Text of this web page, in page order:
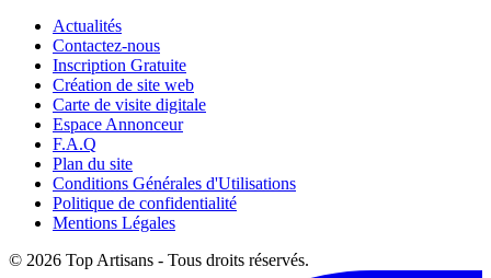
Actualités
Contactez-nous
Inscription Gratuite
Création de site web
Carte de visite digitale
Espace Annonceur
F.A.Q
Plan du site
Conditions Générales d'Utilisations
Politique de confidentialité
Mentions Légales
© 2026 Top Artisans - Tous droits réservés.